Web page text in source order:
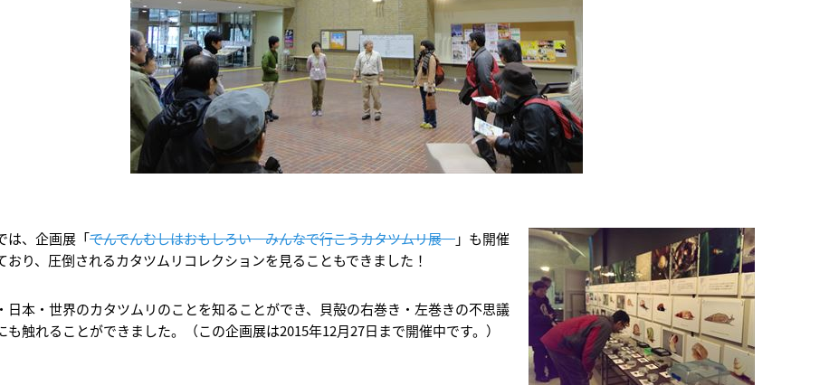
は、企画展「でんでんむしはおもしろい－みんなで行こうカタツムリ展－」も開催
おり、圧倒されるカタツムリコレクションを見ることもできました！
日本・世界のカタツムリのことを知ることができ、貝殻の右巻き・左巻きの不思議
も触れることができました。（この企画展は2015年12月27日まで開催中です。）